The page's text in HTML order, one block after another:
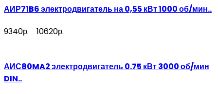
АИР71B6 электродвигатель на 0,55 кВт 1000 об/мин..
9340р. 10620р.
АИС80MA2 электродвигатель 0.75 кВт 3000 об/мин
DIN..